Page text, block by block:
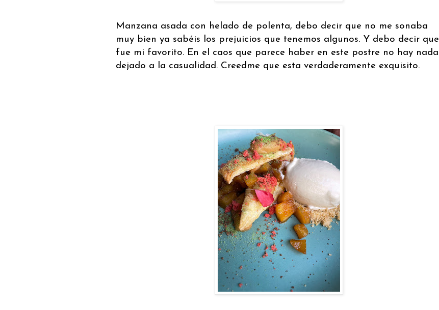
Manzana asada con helado de polenta, debo decir que no me sonaba
muy bien ya sabéis los prejuicios que tenemos algunos. Y debo decir que
fue mi favorito. En el caos que parece haber en este postre no hay nada
dejado a la casualidad. Creedme que esta verdaderamente exquisito.